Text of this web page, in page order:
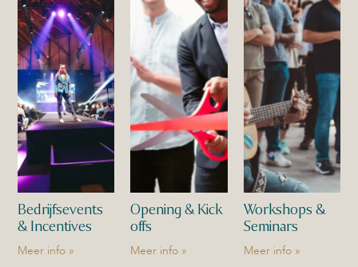
Bedrijfsevents
& Incentives
Meer info »
Opening & Kick
offs
Meer info »
Workshops &
Seminars
Meer info »